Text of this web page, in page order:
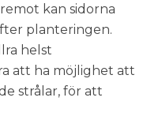
kan sidorna
planteringen.
helst
att ha möjlighet att
strålar, för att